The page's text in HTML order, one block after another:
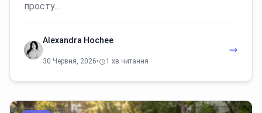
просту…
Alexandra Hochee
30 Червня, 2026• 1 хв читання